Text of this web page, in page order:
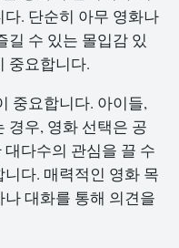
. 단순히 아무 영화나
길 수 있는 몰입감 있
중요합니다.
중요합니다. 아이들,
경우, 영화 선택은 공
다수의 관심을 끌 수
다. 매력적인 영화 목
대화를 통해 의견을